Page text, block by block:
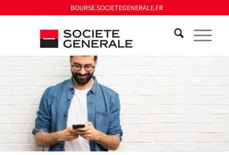
BOURSE.SOCIETEGENERALE.FR